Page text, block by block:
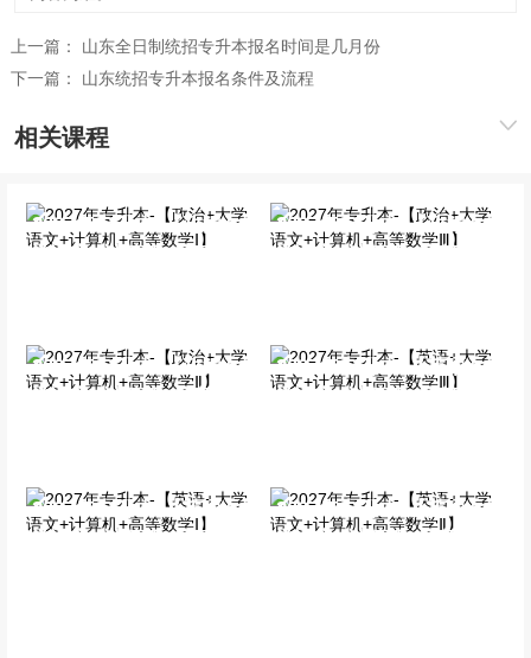
上一篇： 山东全日制统招专升本报名时间是几月份
下一篇： 山东统招专升本报名条件及流程
相关课程
2027年专升本-【政治+大
学语文+计算机+高等数学
2027年专升本-【政治+大
学语文+计算机+高等数学
2027年专升本-【政治+大
学语文+计算机+高等数学
2027年专升本-【英语+大
学语文+计算机+高等数学
2027年专升本-【英语+大
学语文+计算机+高等数学
2027年专升本-【英语+大
学语文+计算机+高等数学